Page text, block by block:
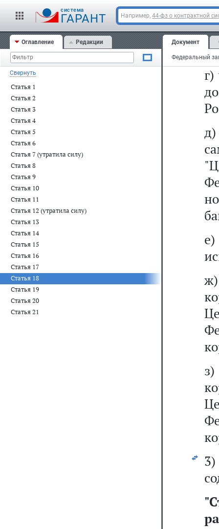
cистема
ГАРАНТ Например, 44-фз о контрактной
Оглавление Редакции
Свернуть
Статья 1
Статья 2
Статья 3
Статья 4
Статья 5
Статья 6
Статья 7 (утратила силу)
Статья 8
Статья 9
Статья 10
Статья 11
Статья 12 (утратила силу)
Статья 13
Статья 14
Статья 15
Статья 16
Статья 17
Статья 18
Статья 19
Статья 20
Статья 21
Документ
г)
"